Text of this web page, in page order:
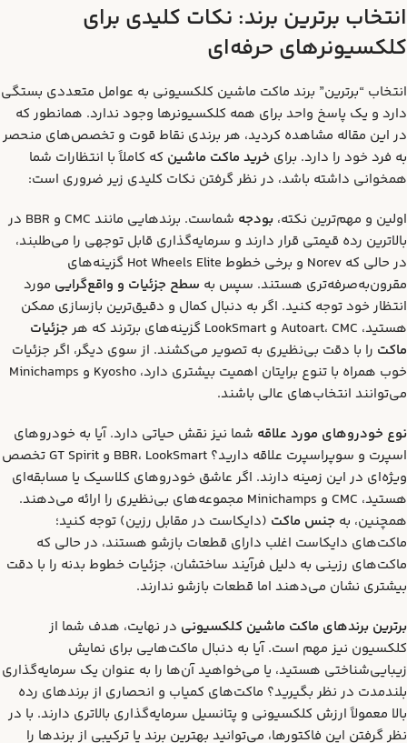
انتخاب برترین برند: نکات کلیدی برای
کلکسیونرهای حرفه‌ای
انتخاب “برترین” برند ماکت ماشین کلکسیونی به عوامل متعددی بستگی
دارد و یک پاسخ واحد برای همه کلکسیونرها وجود ندارد. همانطور که
در این مقاله مشاهده کردید، هر برندی نقاط قوت و تخصص‌های منحصر
به فرد خود را دارد. برای خرید ماکت ماشین که کاملاً با انتظارات شما
همخوانی داشته باشد، در نظر گرفتن نکات کلیدی زیر ضروری است:
اولین و مهم‌ترین نکته، بودجه
شماست. برندهایی مانند CMC و BBR در
بالاترین رده قیمتی قرار دارند و سرمایه‌گذاری قابل توجهی را می‌طلبند،
در حالی که Norev و برخی خطوط Hot Wheels Elite گزینه‌های
مقرون‌به‌صرفه‌تری هستند. سپس به سطح جزئیات و واقع‌گرایی مورد
انتظار خود توجه کنید. اگر به دنبال کمال و دقیق‌ترین بازسازی ممکن
هستید، Autoart، CMC و LookSmart گزینه‌های برترند که هر
جزئیات
ماکت را با دقت بی‌نظیری به تصویر می‌کشند. از سوی دیگر، اگر جزئیات
خوب همراه با تنوع برایتان اهمیت بیشتری دارد، Kyosho و Minichamps
می‌توانند انتخاب‌های عالی باشند.
نوع خودروهای مورد علاقه شما نیز نقش حیاتی دارد. آیا به خودروهای
اسپرت و سوپراسپرت علاقه دارید؟ BBR، LookSmart و GT Spirit تخصص
ویژه‌ای در این زمینه دارند. اگر عاشق خودروهای کلاسیک یا مسابقه‌ای
هستید، CMC و Minichamps مجموعه‌های بی‌نظیری را ارائه می‌دهند.
همچنین، به جنس ماکت (دایکاست در مقابل رزین) توجه کنید؛
ماکت‌های دایکاست اغلب دارای قطعات بازشو هستند، در حالی که
ماکت‌های رزینی به دلیل فرآیند ساختشان، جزئیات خطوط بدنه را با دقت
بیشتری نشان می‌دهند اما قطعات بازشو ندارند.
برترین برندهای ماکت ماشین کلکسیونی در نهایت، هدف شما از
کلکسیون نیز مهم است. آیا به دنبال ماکت‌هایی برای نمایش
زیبایی‌شناختی هستید، یا می‌خواهید آن‌ها را به عنوان یک سرمایه‌گذاری
بلندمدت در نظر بگیرید؟ ماکت‌های کمیاب و انحصاری از برندهای رده
بالا معمولاً ارزش کلکسیونی و پتانسیل سرمایه‌گذاری بالاتری دارند. با در
نظر گرفتن این فاکتورها، می‌توانید بهترین برند یا ترکیبی از برندها را